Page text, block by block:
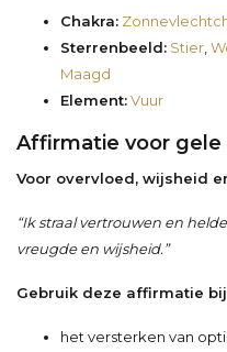
Chakra:
Sterrenbeeld: Stier
Maagd
Element:Vuur
Affirmatie voor gele
Voor overvloed, wijsheid
“Ik straal vertrouwen en
vreugde en wijsheid.”
Gebruik deze affirmatie
het versterken van